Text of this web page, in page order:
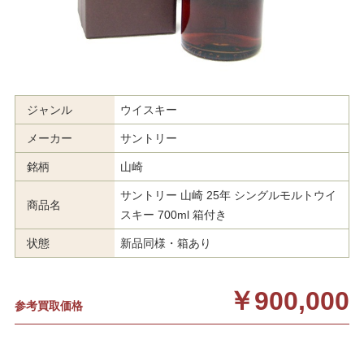
ジャンル ウイスキー
メーカー サントリー
銘柄 山崎
商品名
サントリー 山崎 25年 シングルモルトウイ
スキー 700ml 箱付き
状態 新品同様・箱あり
参考買取価格 ￥900,000